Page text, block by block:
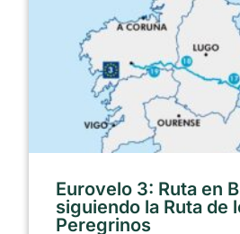
Eurovelo 3: Ruta en
siguiendo la Ruta de
Peregrinos